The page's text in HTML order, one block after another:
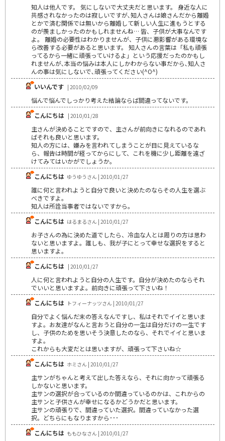
知人は他人です。 気にしないで大丈夫だと思います。 身近な人に
共感されなかったのは寂しいですが､知人さんは娘さんだから離婚
とかで済む関係では無いから離婚して新しい人生に進もうとする
のが羨ましかったのかもしれませんね… 皆、子供が大事なんです
よ。 離婚の必要性はわかりませんが、子供に悪影響がある環境な
ら改善する必要があると思います。 知人さんの言葉は「私も頑張
ってるから一緒に頑張っていけるよ」という応援だったのかもし
れませんが､本当の悩みは本人にしかわからない事だから､知人さ
んの事は気にしないで､頑張ってください(^O^)
いいんです | 2010/02/09
悩んで悩んでしっかり考えた結論ならば間違ってないです。
こんにちは | 2010/01/28
主さんが決めることですので、主さんが前向きになれるのであれ
ばそれも良いと思います。
知人の方には、嫌みを言われてしまうことが目に見えているな
ら、報告は時間が経ってからにして、これを機に少し距離を遠ざ
けてみてはいかがでしょうか。
こんにちは ゆうゆうさん | 2010/01/27
誰に何と言われようと自分で良いと決めたのならその人生を選ぶ
べきですよ。
知人は所詮当事者ではないですから。
こんにちは はるまるさん | 2010/01/27
お子さんの為に決めた道でしたら、冷血な人とは周りの方は思わ
ないと思いますよ。誰しも、我が子にとって幸せな選択をすると
思いますよ。
こんにちは | 2010/01/27
人に何と言われようと自分の人生です。自分が決めたのならそれ
でいいと思いますよ。前向きに頑張って下さいね！
こんにちは トフィーナッツさん | 2010/01/27
自分でよく悩んだ末の答えなんですし、私はそれでイイと思いま
すよ。お友達がなんと言おうと自分の一生は自分だけの一生です
し、子供のためを思いそう決意したのなら、それでイイと思いま
すよ。
これからも大変だとは思いますが、頑張って下さいね☆
こんにちは ホミさん | 2010/01/27
主サンがちゃんと考えて出した答えなら、それに向かって頑張る
しかないと思います。
主サンの選択が合っているのか間違っているのかは、これからの
主サンと子供さんが幸せになるかどうかだと思います。
主サンの頑張りで、間違っていた選択。間違っていなかった選
択。どちらにもなりますから･･･
こんにちは ももひなさん | 2010/01/27